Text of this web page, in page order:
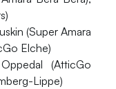
(Super Amara
Elche)
(AtticGo
Lippe)